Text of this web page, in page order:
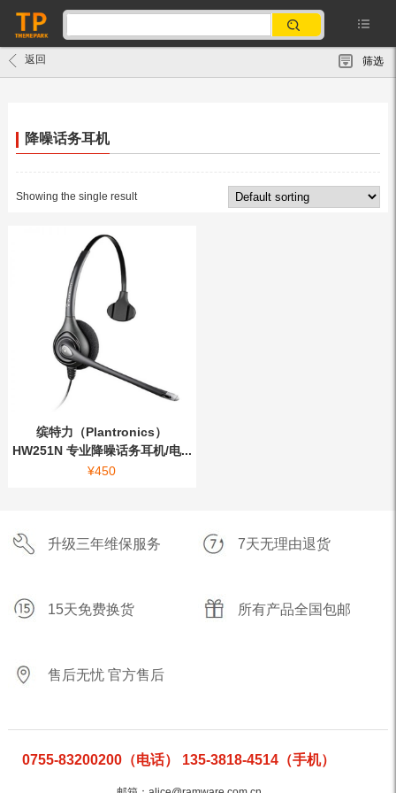
返回 筛选
降噪话务耳机
Showing the single result
缤特力（Plantronics）
HW251N 专业降噪话务耳机/电...
¥450
升级三年维保服务 7天无理由退货
15天免费换货 所有产品全国包邮
售后无忧 官方售后
0755-83200200（电话） 135-3818-4514（手机）